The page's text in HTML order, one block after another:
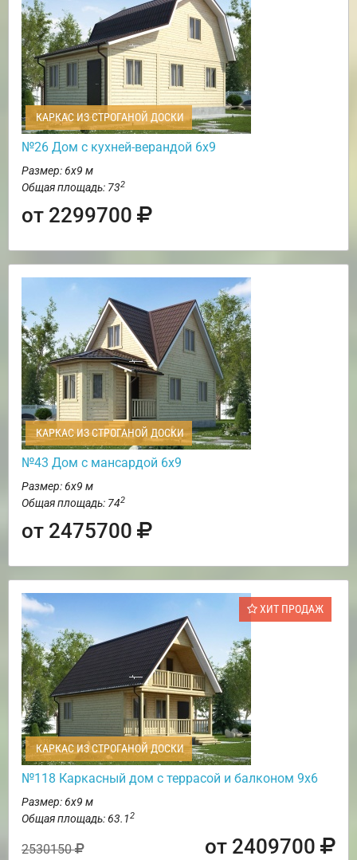
КАРКАС ИЗ СТРОГАНОЙ ДОСКИ
№26 Дом с кухней-верандой 6х9
Размер: 6х9 м
Общая площадь: 732
от 2299700
КАРКАС ИЗ СТРОГАНОЙ ДОСКИ
№43 Дом с мансардой 6х9
Размер: 6х9 м
Общая площадь: 742
от 2475700
ХИТ ПРОДАЖ
КАРКАС ИЗ СТРОГАНОЙ ДОСКИ
№118 Каркасный дом с террасой и балконом 9х6
Размер: 6х9 м
Общая площадь: 63.12
2530150 от 2409700